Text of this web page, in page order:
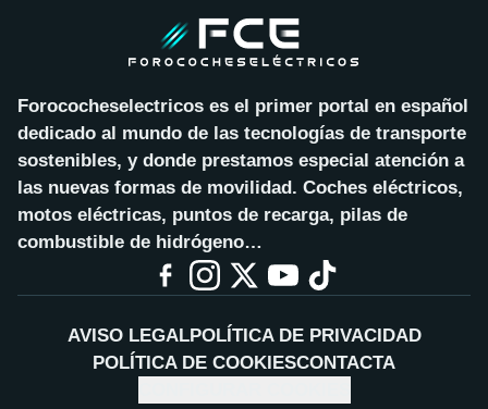
Forococheselectricos es el primer portal en español
dedicado al mundo de las tecnologías de transporte
sostenibles, y donde prestamos especial atención a
las nuevas formas de movilidad. Coches eléctricos,
motos eléctricas, puntos de recarga, pilas de
combustible de hidrógeno…
AVISO LEGALPOLÍTICA DE PRIVACIDAD
POLÍTICA DE COOKIESCONTACTA